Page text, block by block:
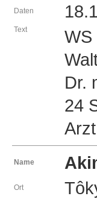
Daten
Text
WS
Dr.
24
Name
Ort